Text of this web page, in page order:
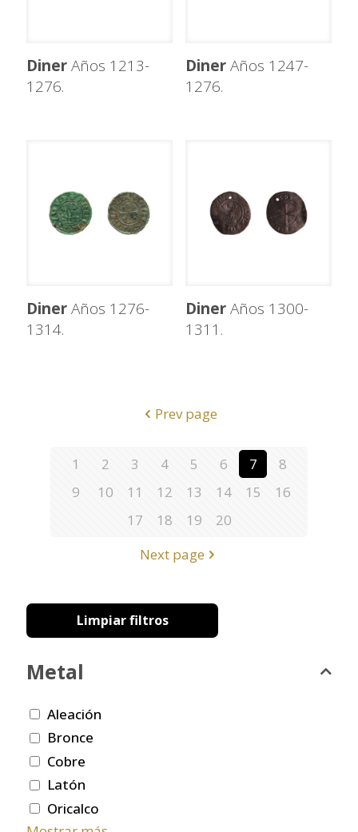
DinerAños 1213-
1276.
DinerAños 1247-
1276.
DinerAños 1276-
1314.
DinerAños 1300-
1311.
Prev page
1 2 3 4 5 6 7
8
9
10 11 12 13 14 15
16
17
18 19
20
Next page
Limpiar filtros
Metal
Aleación
Bronce
Cobre
Latón
Oricalco